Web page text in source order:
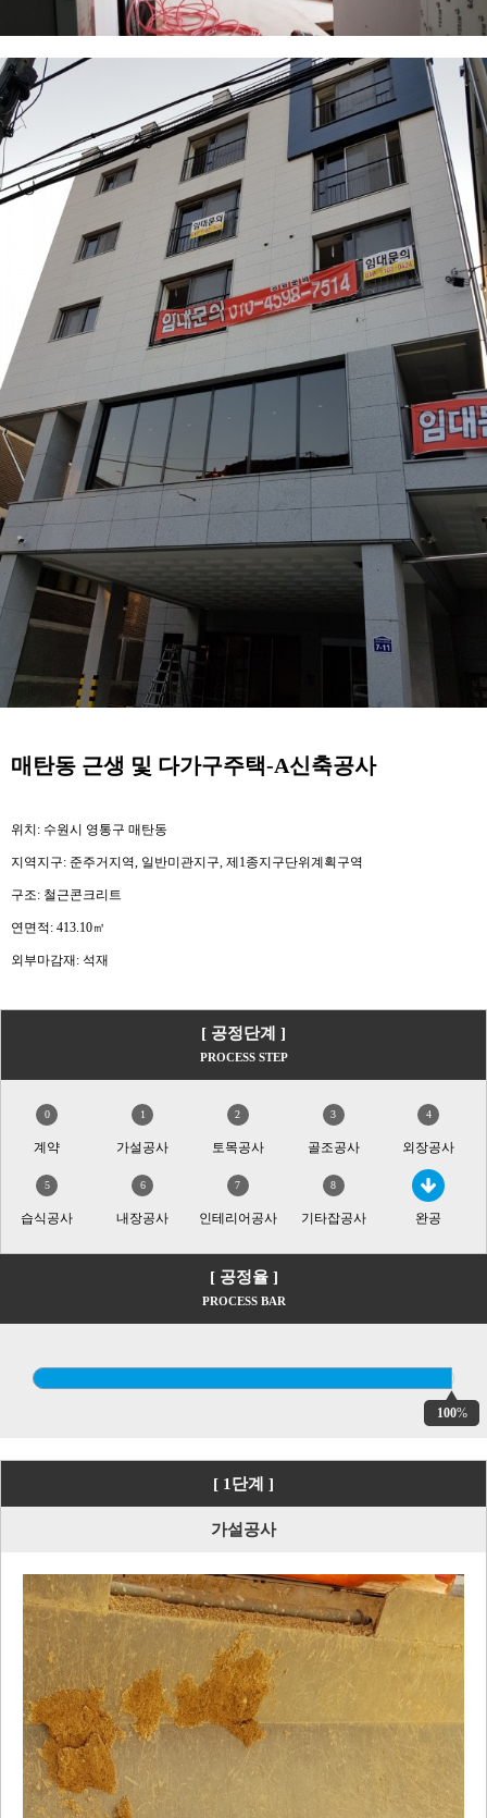
매탄동 근생 및 다가구주택-A신축공사
위치: 수원시 영통구 매탄동
지역지구: 준주거지역, 일반미관지구, 제1종지구단위계획구역
구조: 철근콘크리트
연면적: 413.10㎡
외부마감재: 석재
[ 공정단계 ]
PROCESS STEP
0
계약
1
가설공사
2
토목공사
3
골조공사
4
외장공사
5
습식공사
6
내장공사
7
인테리어공사
8
기타잡공사 완공
[ 공정율 ]
PROCESS BAR
100%
[ 1단계 ]
가설공사